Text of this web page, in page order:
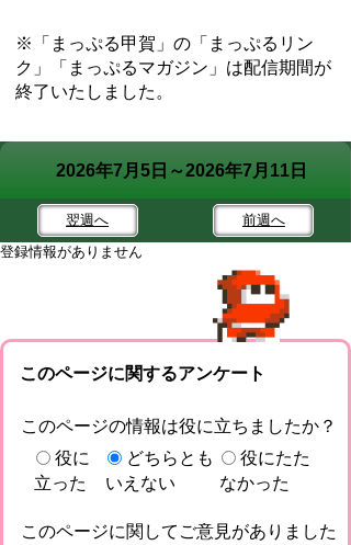
※「まっぷる甲賀」の「まっぷるリン
ク」「まっぷるマガジン」は配信期間が
終了いたしました。
2026年7月5日～2026年7月11日
翌週へ 前週へ
登録情報がありません
このページに関するアンケート
このページの情報は役に立ちましたか？
役に
立った
どちらとも
いえない
役にたた
なかった
このページに関してご意見がありました